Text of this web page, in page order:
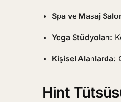
Spa ve Masaj
Yoga Stüdyoları:
Kişisel Alanlarda:
Hint